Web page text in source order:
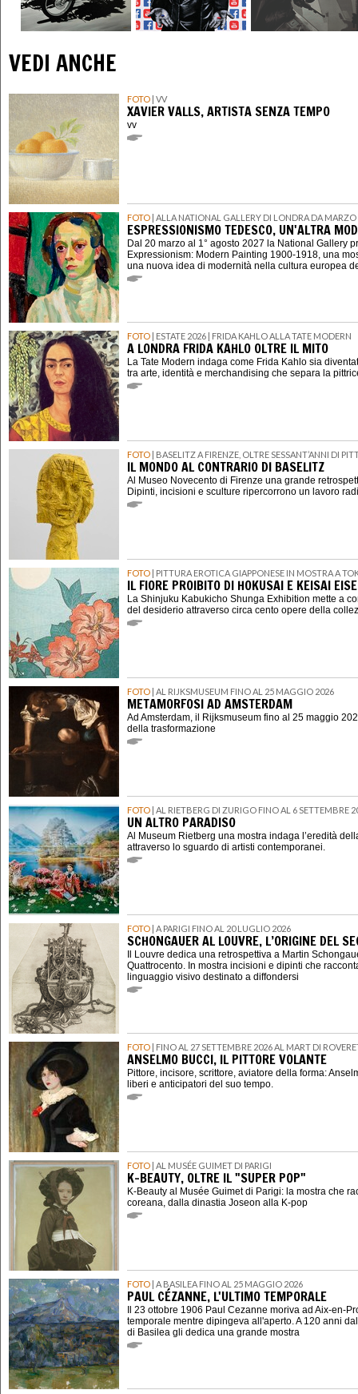
VEDI ANCHE
FOTO | VV
XAVIER VALLS, ARTISTA SENZA TEMPO
vv
FOTO | ALLA NATIONAL GALLERY DI LONDRA DA
ESPRESSIONISMO TEDESCO, UN'ALTRA
Dal 20 marzo al 1° agosto 2027 la National Gallery
Expressionism: Modern Painting 1900-1918, una
una nuova idea di modernità nella cultura europea
FOTO | ESTATE 2026 | FRIDA KAHLO ALLA TATE MODERN
A LONDRA FRIDA KAHLO OLTRE IL MITO
La Tate Modern indaga come Frida Kahlo sia
tra arte, identità e merchandising che separa la
FOTO | BASELITZ A FIRENZE, OLTRE SESSANT’ANNI DI
IL MONDO AL CONTRARIO DI BASELITZ
Al Museo Novecento di Firenze una grande
Dipinti, incisioni e sculture ripercorrono un lavoro
FOTO | PITTURA EROTICA GIAPPONESE IN MOSTRA A
IL FIORE PROIBITO DI HOKUSAI E KEISAI
La Shinjuku Kabukicho Shunga Exhibition mette a
del desiderio attraverso circa cento opere della
FOTO | AL RIJKSMUSEUM FINO AL 25 MAGGIO 2026
METAMORFOSI AD AMSTERDAM
Ad Amsterdam, il Rijksmuseum fino al 25 maggio
della trasformazione
FOTO | AL RIETBERG DI ZURIGO FINO AL 6 SETTEMBRE
UN ALTRO PARADISO
Al Museum Rietberg una mostra indaga l’eredità
attraverso lo sguardo di artisti contemporanei.
FOTO | A PARIGI FINO AL 20 LUGLIO 2026
SCHONGAUER AL LOUVRE, L’ORIGINE DEL
Il Louvre dedica una retrospettiva a Martin
Quattrocento. In mostra incisioni e dipinti che
linguaggio visivo destinato a diffondersi
FOTO | FINO AL 27 SETTEMBRE 2026 AL MART DI
ANSELMO BUCCI, IL PITTORE VOLANTE
Pittore, incisore, scrittore, aviatore della forma:
liberi e anticipatori del suo tempo.
FOTO | AL MUSÉE GUIMET DI PARIGI
K-BEAUTY, OLTRE IL "SUPER POP"
K-Beauty al Musée Guimet di Parigi: la mostra che
coreana, dalla dinastia Joseon alla K-pop
FOTO | A BASILEA FINO AL 25 MAGGIO 2026
PAUL CÉZANNE, L'ULTIMO TEMPORALE
Il 23 ottobre 1906 Paul Cezanne moriva ad Aix-en-
temporale mentre dipingeva all'aperto. A 120 anni
di Basilea gli dedica una grande mostra